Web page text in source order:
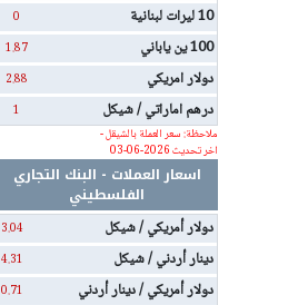
10 ليرات لبنانية 0
100 ين ياباني 1.87
دولار امريكي 2.88
درهم اماراتي / شيكل
1
ملاحظة: سعر العملة بالشيقل -
اخر تحديث 2026-06-03
اسعار العملات - البنك التجاري
الفلسطيني
دولار أمريكي / شيكل
3.04
دينار أردني / شيكل 4.31
دولار أمريكي / دينار أردني 0.71